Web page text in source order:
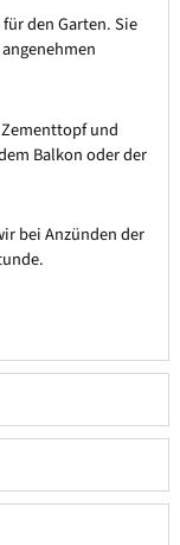
den Garten. Sie
und
Balkon oder der
bei Anzünden der